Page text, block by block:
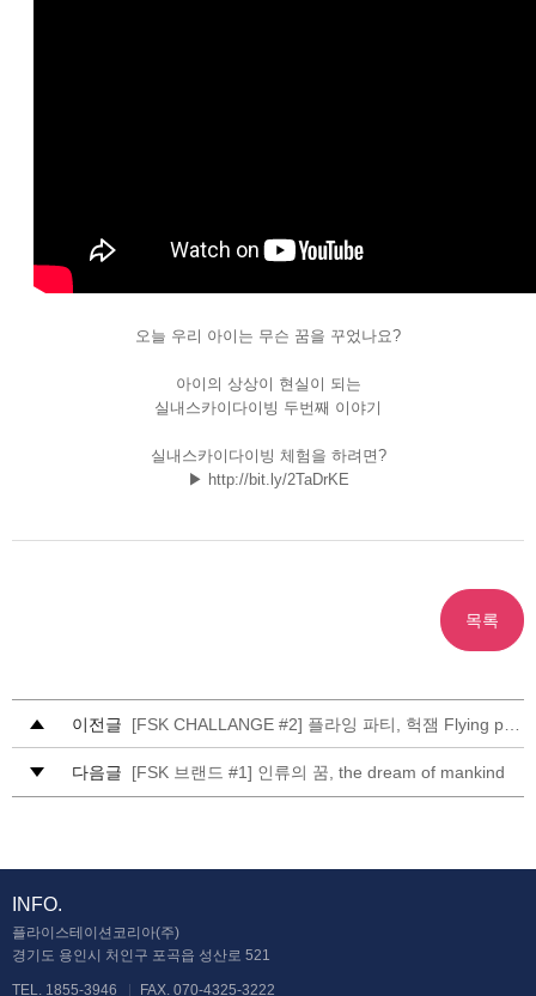
오늘 우리 아이는 무슨 꿈을 꾸었나요?
아이의 상상이 현실이 되는
실내스카이다이빙 두번째 이야기
실내스카이다이빙 체험을 하려면?
▶ http://bit.ly/2TaDrKE
목록
이전글
다음글 [FSK 브랜드 #1] 인류의 꿈, the dream of mankind
INFO.
플라이스테이션코리아(주)
경기도 용인시 처인구 포곡읍 성산로 521
TEL. 1855-3946 FAX. 070-4325-3222